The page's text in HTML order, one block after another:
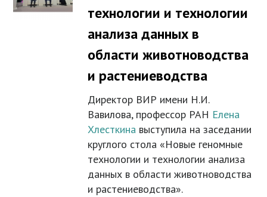
технологии и технологии
анализа данных в
области животноводства
и растениеводства
Директор ВИР имени Н.И.
Вавилова, профессор РАН Елена
Хлесткина выступила на заседании
круглого стола «Новые геномные
технологии и технологии анализа
данных в области животноводства
и растениеводства».